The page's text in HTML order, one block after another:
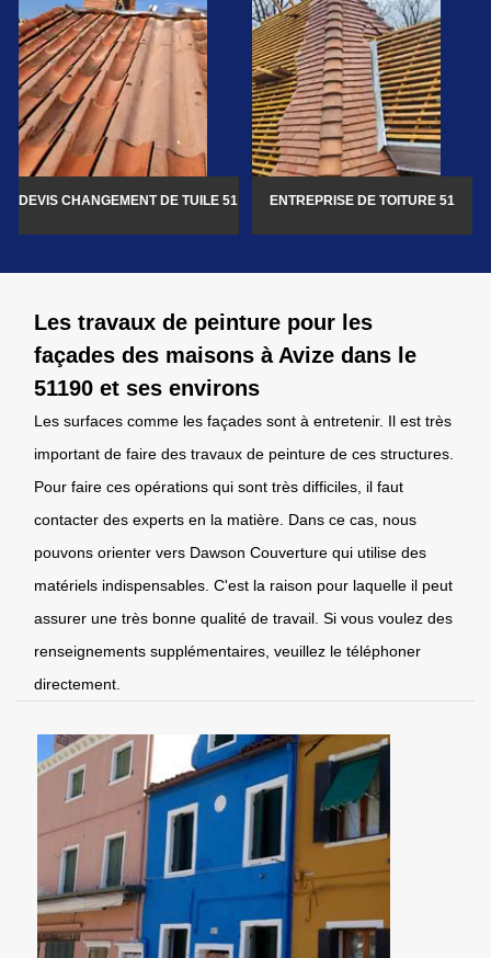
DEVIS CHANGEMENT DE TUILE 51 ENTREPRISE DE TOITURE 51
Les travaux de peinture pour les
façades des maisons à Avize dans le
51190 et ses environs
Les surfaces comme les façades sont à entretenir. Il est très
important de faire des travaux de peinture de ces structures.
Pour faire ces opérations qui sont très difficiles, il faut
contacter des experts en la matière. Dans ce cas, nous
pouvons orienter vers Dawson Couverture qui utilise des
matériels indispensables. C'est la raison pour laquelle il peut
assurer une très bonne qualité de travail. Si vous voulez des
renseignements supplémentaires, veuillez le téléphoner
directement.